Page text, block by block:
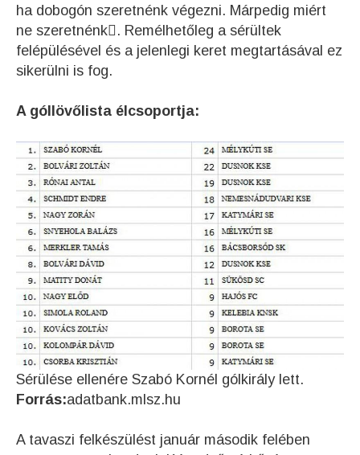
ha dobogón szeretnénk végezni. Márpedig miért
ne szeretnénk. Remélhetőleg a sérültek
felépülésével és a jelenlegi keret megtartásával ez
sikerülni is fog.
A góllövőlista élcsoportja:
Sérülése ellenére Szabó Kornél gólkirály lett.
Forrás:adatbank.mlsz.hu
A tavaszi felkészülést január második felében